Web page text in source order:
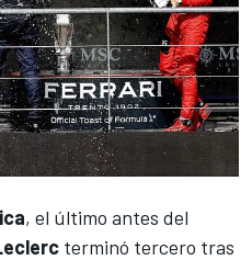
, el último antes del
terminó tercero tras